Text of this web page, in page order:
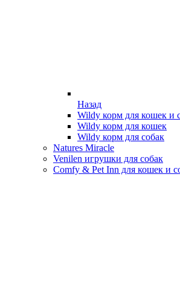
Назад
Wildy корм для кошек и
Wildy корм для кошек
Wildy корм для собак
Natures Miracle
Venilen игрушки для собак
Comfy & Pet Inn для кошек и